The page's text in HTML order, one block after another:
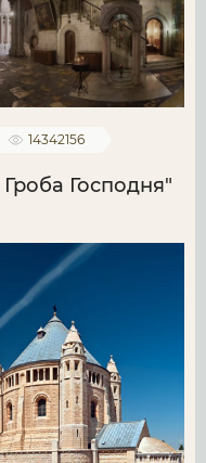
14342156
Господня"